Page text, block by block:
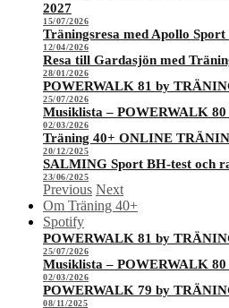
2027
15/07/2026
Träningsresa med Apollo
12/04/2026
Resa till Gardasjön med
28/01/2026
POWERWALK 81 by
25/07/2026
Musiklista – POWERWALK
02/03/2026
Träning 40+ ONLINE
20/12/2025
SALMING Sport BH-test och
23/06/2025
Previous Next
Om Träning 40+
Spotify
POWERWALK 81 by
25/07/2026
Musiklista – POWERWALK
02/03/2026
POWERWALK 79 by
08/11/2025